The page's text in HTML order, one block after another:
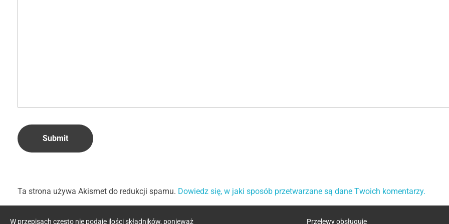
Ta strona używa Akismet do redukcji spamu. Dowiedz się, w jaki sposób przetwarzane są dane Twoich komentarzy.
W przepisach często nie podaję ilości składników, ponieważ Przelewy obsługuje